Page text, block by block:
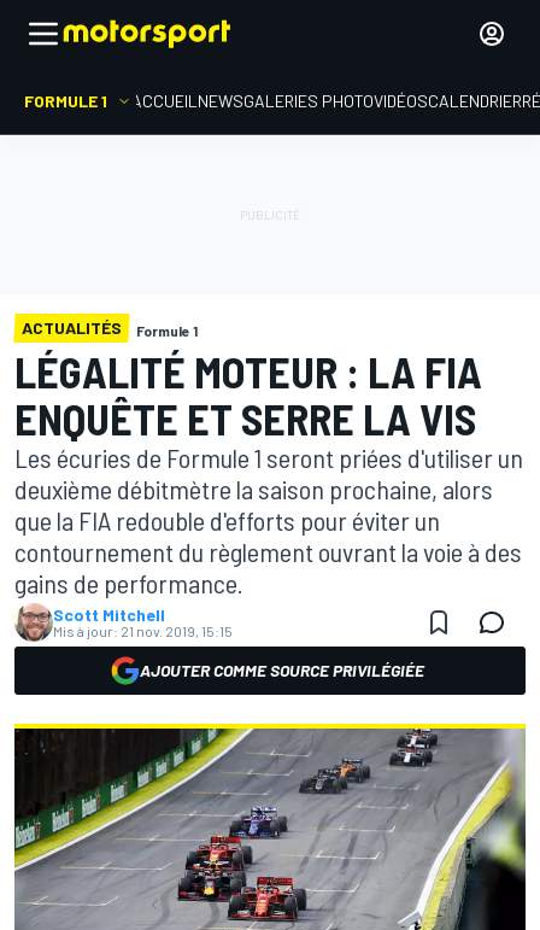
FORMULE 1 ACCUEIL NEWSGALERIES PHOTOVIDÉOSCALENDRIER
ACTUALITÉS Formule 1
LÉGALITÉ MOTEUR : LA FIA
ENQUÊTE ET SERRE LA VIS
Les écuries de Formule 1 seront priées d'utiliser un
deuxième débitmètre la saison prochaine, alors
que la FIA redouble d'efforts pour éviter un
contournement du règlement ouvrant la voie à des
gains de performance.
Scott Mitchell
Mis à jour: 21 nov. 2019, 15:15
AJOUTER COMME SOURCE PRIVILÉGIÉE